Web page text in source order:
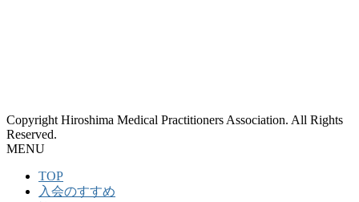
Copyright Hiroshima Medical Practitioners Association. All Rights
Reserved.
MENU
TOP
入会のすすめ